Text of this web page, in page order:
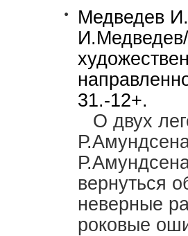
Медведев
31.-12+.
О двух
вернуться
неверные
роковые